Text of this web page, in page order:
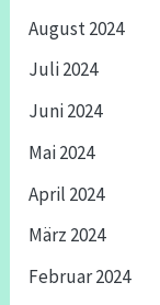
August 2024
Juli 2024
Juni 2024
Mai 2024
April 2024
März 2024
Februar 2024